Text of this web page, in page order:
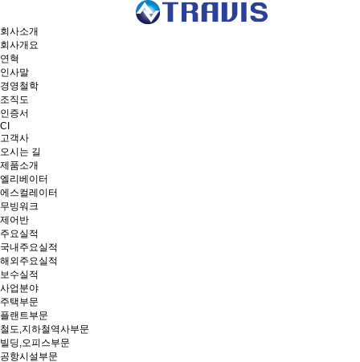
회사소개
회사개요
연혁
인사말
경영철학
조직도
인증서
CI
고객사
오시는 길
제품소개
엘리베이터
에스컬레이터
무빙워크
제어반
주요실적
국내주요실적
해외주요실적
보수실적
사업분야
주택부문
플랜트부문
철도,지하철역사부문
빌딩,오피스부문
공항시설부문